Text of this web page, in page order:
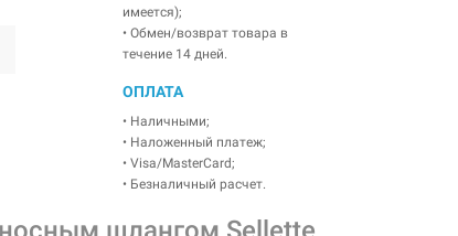
имеется);
• Обмен/возврат товара в
течение 14 дней.
ОПЛАТА
• Наличными;
• Наложенный платеж;
• Visa/MasterCard;
• Безналичный расчет.